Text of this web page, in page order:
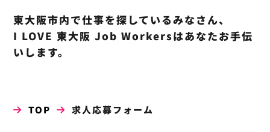
東大阪市内で仕事を探しているみなさん、
I LOVE 東大阪 Job Workersはあなたお手伝
いします。
TOP 求人応募フォーム